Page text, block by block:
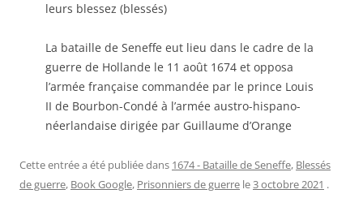
leurs blessez (blessés)
La bataille de Seneffe eut lieu dans le cadre de la
guerre de Hollande le 11 août 1674 et opposa
l’armée française commandée par le prince Louis
II de Bourbon-Condé à l’armée austro-hispano-
néerlandaise dirigée par Guillaume d’Orange
Cette entrée a été publiée dans 1674 - Bataille de Seneffe, Blessés
de guerre, Book Google, Prisonniers de guerre le3 octobre 2021 .